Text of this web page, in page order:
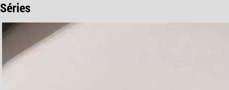
Séries